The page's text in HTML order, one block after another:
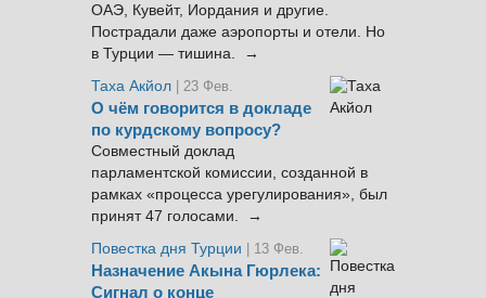
ОАЭ, Кувейт, Иордания и другие.
Пострадали даже аэропорты и отели. Но
в Турции — тишина. →
Таха Акйол | 23 Фев.
О чём говорится в докладе
по курдскому вопросу?
Совместный доклад
парламентской комиссии, созданной в
рамках «процесса урегулирования», был
принят 47 голосами. →
Повестка дня Турции
| 13 Фев.
Назначение Акына Гюрлека:
Сигнал о конце